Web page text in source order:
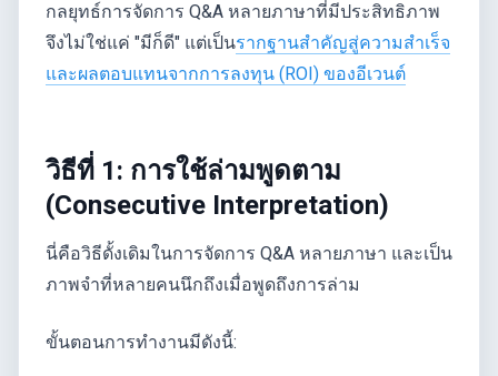
กลยุทธ์การจัดการ Q&A หลายภาษาที่มีประสิทธิภาพ
จึงไม่ใช่แค่ "มีก็ดี" แต่เป็นรากฐานสำคัญสู่ความสำเร็จ
และผลตอบแทนจากการลงทุน (ROI) ของอีเวนต์
วิธีที่ 1: การใช้ล่ามพูดตาม
(Consecutive Interpretation)
นี่คือวิธีดั้งเดิมในการจัดการ Q&A หลายภาษา และเป็น
ภาพจำที่หลายคนนึกถึงเมื่อพูดถึงการล่าม
ขั้นตอนการทำงานมีดังนี้: